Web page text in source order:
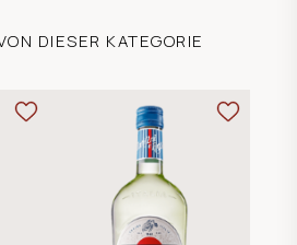
DIESER KATEGORIE